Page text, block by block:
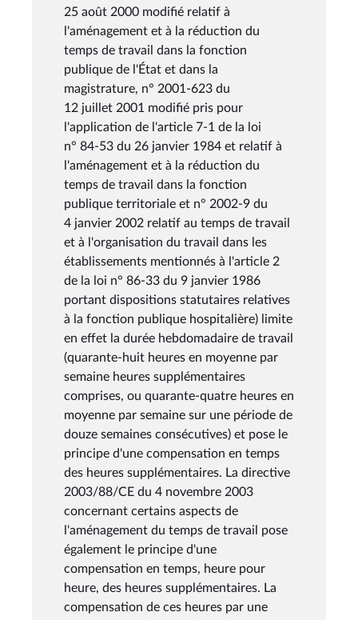
25 août 2000 modifié relatif à
l'aménagement et à la réduction du
temps de travail dans la fonction
publique de l'État et dans la
magistrature, n° 2001-623 du
12 juillet 2001 modifié pris pour
l'application de l'article 7-1 de la loi
n° 84-53 du 26 janvier 1984 et relatif à
l'aménagement et à la réduction du
temps de travail dans la fonction
publique territoriale et n° 2002-9 du
4 janvier 2002 relatif au temps de travail
et à l'organisation du travail dans les
établissements mentionnés à l'article 2
de la loi n° 86-33 du 9 janvier 1986
portant dispositions statutaires relatives
à la fonction publique hospitalière) limite
en effet la durée hebdomadaire de travail
(quarante-huit heures en moyenne par
semaine heures supplémentaires
comprises, ou quarante-quatre heures en
moyenne par semaine sur une période de
douze semaines consécutives) et pose le
principe d'une compensation en temps
des heures supplémentaires. La directive
2003/88/CE du 4 novembre 2003
concernant certains aspects de
l'aménagement du temps de travail pose
également le principe d'une
compensation en temps, heure pour
heure, des heures supplémentaires. La
compensation de ces heures par une